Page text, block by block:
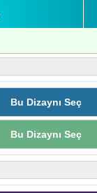
Bu Dizaynı Seç
Bu Dizaynı Seç